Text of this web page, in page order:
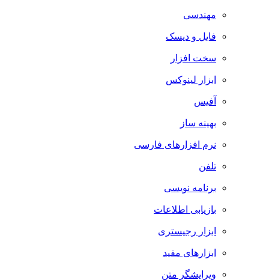
مهندسی
فایل و دیسک
سخت افزار
ابزار لینوکس
آفیس
بهینه ساز
نرم افزارهای فارسی
تلفن
برنامه نویسی
بازیابی اطلاعات
ابزار رجیستری
ابزارهای مفید
ویرایشگر متن